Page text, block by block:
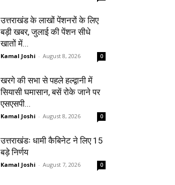
उत्तराखंड के लाखों पेंशनरों के लिए
बड़ी खबर, जुलाई की पेंशन सीधे
खातों में...
Kamal Joshi - August 8, 2026 0
खरगे की सभा से पहले हल्द्वानी में
सियासी घमासान, बसें रोके जाने पर
एसएसपी...
Kamal Joshi - August 8, 2026 0
उत्तराखंडः धामी कैबिनेट ने लिए 15
बड़े निर्णय
Kamal Joshi - August 7, 2026 0